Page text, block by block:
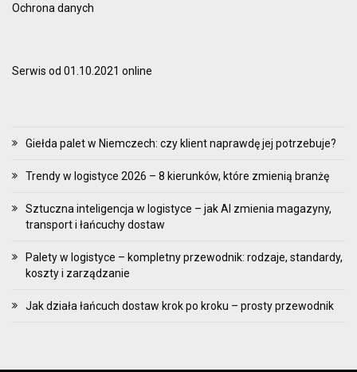
Ochrona danych
Serwis od 01.10.2021 online
Giełda palet w Niemczech: czy klient naprawdę jej potrzebuje?
Trendy w logistyce 2026 – 8 kierunków, które zmienią branżę
Sztuczna inteligencja w logistyce – jak AI zmienia magazyny,
transport i łańcuchy dostaw
Palety w logistyce – kompletny przewodnik: rodzaje, standardy,
koszty i zarządzanie
Jak działa łańcuch dostaw krok po kroku – prosty przewodnik